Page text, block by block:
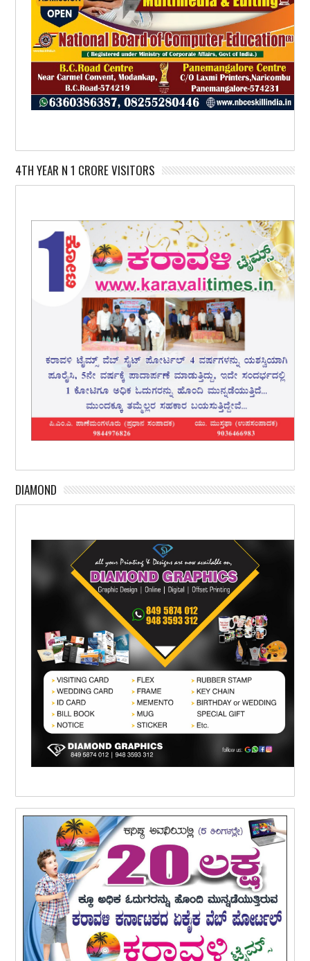
4TH YEAR N 1 CRORE VISITORS
DIAMOND